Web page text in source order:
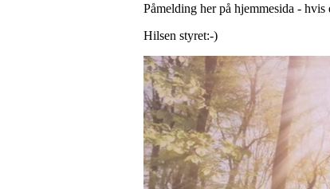
Påmelding her på hjemmesida -
Hilsen styret:-)